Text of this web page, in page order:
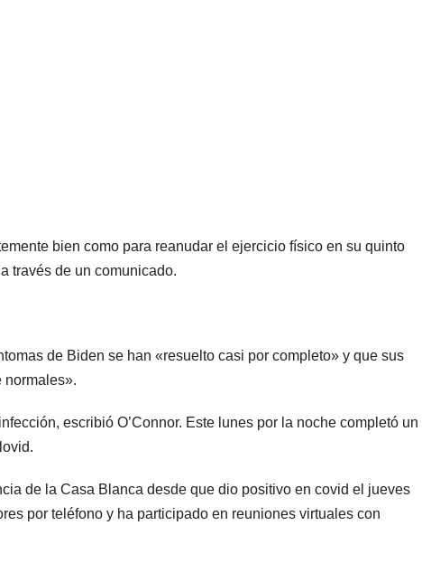
bien como para reanudar el ejercicio físico en su quinto
través de un comunicado.
de Biden se han «resuelto casi por completo» y que sus
normales».
escribió O’Connor. Este lunes por la noche completó un
de la Casa Blanca desde que dio positivo en covid el jueves
por teléfono y ha participado en reuniones virtuales con